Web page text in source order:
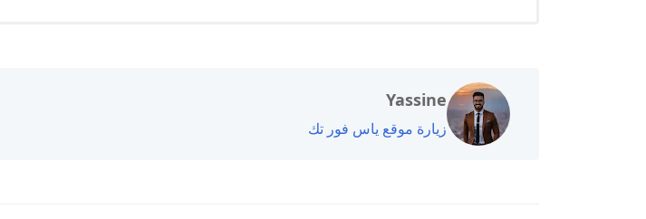
Yassine
زيارة موقع ياس فور تك